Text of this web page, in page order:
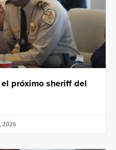
próximo sheriff del
2026